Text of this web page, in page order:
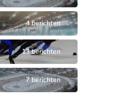
4 berichten
13 berichten
7 berichten